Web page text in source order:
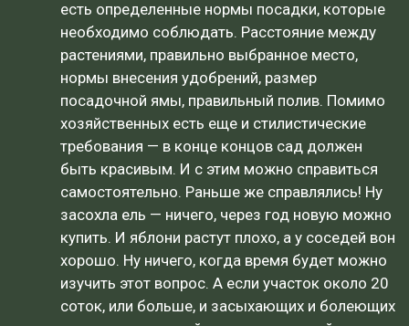
есть определенные нормы посадки, которые
необходимо соблюдать. Расстояние между
растениями, правильно выбранное место,
нормы внесения удобрений, размер
посадочной ямы, правильный полив. Помимо
хозяйственных есть еще и стилистические
требования — в конце концов сад должен
быть красивым. И с этим можно справиться
самостоятельно. Раньше же справлялись! Ну
засохла ель — ничего, через год новую можно
купить. И яблони растут плохо, а у соседей вон
хорошо. Ну ничего, когда время будет можно
изучить этот вопрос. А если участок около 20
соток, или больше, и засыхающих и болеющих